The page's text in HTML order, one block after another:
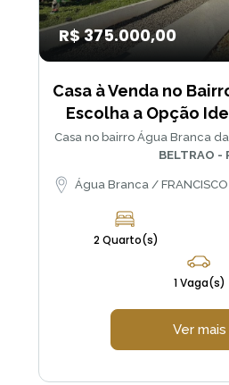
R$ 375.000,00
Casa à Venda no
Escolha a Opção
Casa no bairro Água Branca
BELTRAO -
Água Branca / FRANCISCO
2 Quarto(s)
1 Vaga(s)
Ver mais